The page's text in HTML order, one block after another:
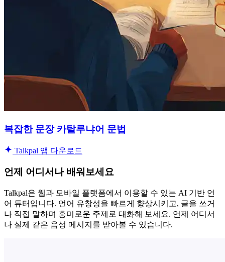
복잡한 문장 카탈루냐어 문법
Talkpal 앱 다운로드
언제 어디서나 배워보세요
Talkpal은 웹과 모바일 플랫폼에서 이용할 수 있는 AI 기반 언
어 튜터입니다. 언어 유창성을 빠르게 향상시키고, 글을 쓰거
나 직접 말하며 흥미로운 주제로 대화해 보세요. 언제 어디서
나 실제 같은 음성 메시지를 받아볼 수 있습니다.